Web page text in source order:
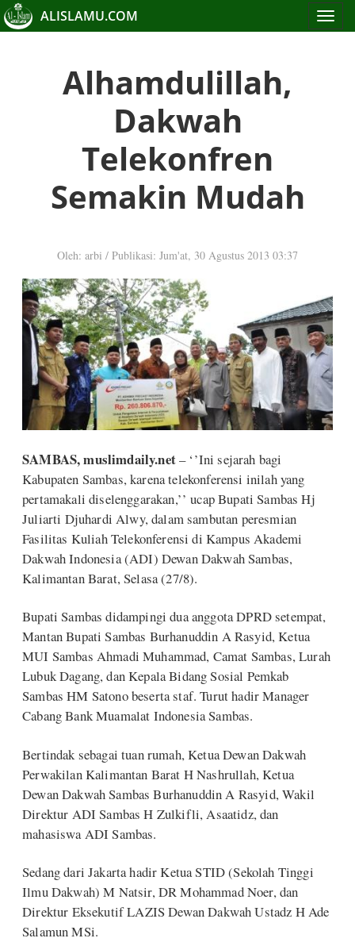
Toggle
ALISLAMU.COM
Alhamdulillah,
Dakwah
Telekonfren
Semakin Mudah
Oleh: arbi / Publikasi: Jum'at, 30 Agustus 2013 03:37
SAMBAS, muslimdaily.net– ‘’Ini sejarah bagi
Kabupaten Sambas, karena telekonferensi inilah yang
pertamakali diselenggarakan,’’ ucap Bupati Sambas Hj
Juliarti Djuhardi Alwy, dalam sambutan peresmian
Fasilitas Kuliah Telekonferensi di Kampus Akademi
Dakwah Indonesia (ADI) Dewan Dakwah Sambas,
Kalimantan Barat, Selasa (27/8).
Bupati Sambas didampingi dua anggota DPRD setempat,
Mantan Bupati Sambas Burhanuddin A Rasyid, Ketua
MUI Sambas Ahmadi Muhammad, Camat Sambas, Lurah
Lubuk Dagang, dan Kepala Bidang Sosial Pemkab
Sambas HM Satono beserta staf. Turut hadir Manager
Cabang Bank Muamalat Indonesia Sambas.
Bertindak sebagai tuan rumah, Ketua Dewan Dakwah
Perwakilan Kalimantan Barat H Nashrullah, Ketua
Dewan Dakwah Sambas Burhanuddin A Rasyid, Wakil
Direktur ADI Sambas H Zulkifli, Asaatidz, dan
mahasiswa ADI Sambas.
Sedang dari Jakarta hadir Ketua STID (Sekolah Tinggi
Ilmu Dakwah) M Natsir, DR Mohammad Noer, dan
Direktur Eksekutif LAZIS Dewan Dakwah Ustadz H Ade
Salamun MSi.